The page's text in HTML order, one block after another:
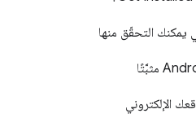
التحقّق منها